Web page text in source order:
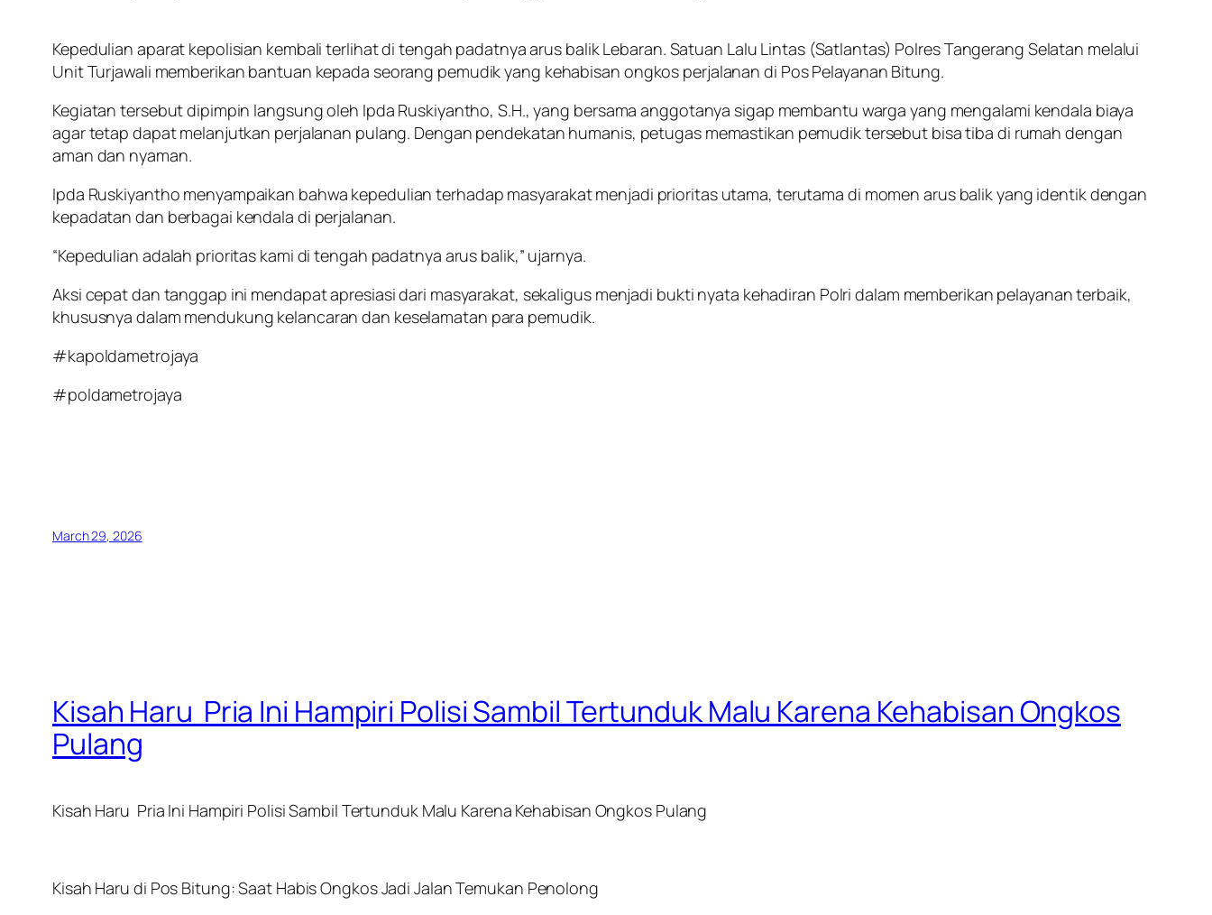
Kepedulian aparat kepolisian kembali terlihat di tengah padatnya arus balik Lebaran. Satuan Lalu Lintas (Satlantas) Polres Tangerang Selatan melalui
Unit Turjawali memberikan bantuan kepada seorang pemudik yang kehabisan ongkos perjalanan di Pos Pelayanan Bitung.
Kegiatan tersebut dipimpin langsung oleh Ipda Ruskiyantho, S.H., yang bersama anggotanya sigap membantu warga yang mengalami kendala biaya
agar tetap dapat melanjutkan perjalanan pulang. Dengan pendekatan humanis, petugas memastikan pemudik tersebut bisa tiba di rumah dengan
aman dan nyaman.
Ipda Ruskiyantho menyampaikan bahwa kepedulian terhadap masyarakat menjadi prioritas utama, terutama di momen arus balik yang identik dengan
kepadatan dan berbagai kendala di perjalanan.
“Kepedulian adalah prioritas kami di tengah padatnya arus balik,” ujarnya.
Aksi cepat dan tanggap ini mendapat apresiasi dari masyarakat, sekaligus menjadi bukti nyata kehadiran Polri dalam memberikan pelayanan terbaik,
khususnya dalam mendukung kelancaran dan keselamatan para pemudik.
#kapoldametrojaya
#poldametrojaya
March 29, 2026
Kisah Haru Pria Ini Hampiri Polisi Sambil Tertunduk Malu Karena Kehabisan Ongkos
Pulang
Kisah Haru Pria Ini Hampiri Polisi Sambil Tertunduk Malu Karena Kehabisan Ongkos Pulang
Kisah Haru di Pos Bitung: Saat Habis Ongkos Jadi Jalan Temukan Penolong